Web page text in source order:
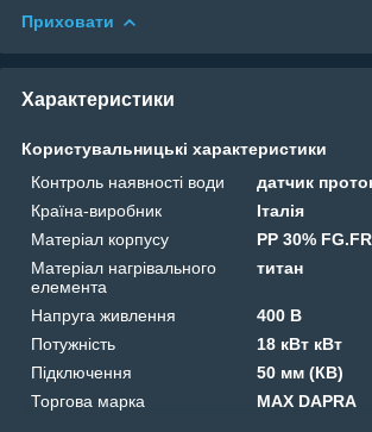
Приховати
Характеристики
Користувальницькі характеристики
Контроль наявності води
датчик
Країна-виробник
Італія
Матеріал корпусу
PP 30% FG.FR
Матеріал нагрівального
елемента
титан
Напруга живлення
400 В
Потужність
18 кВт кВт
Підключення
50 мм (КВ)
Торгова марка
MAX DAPRA